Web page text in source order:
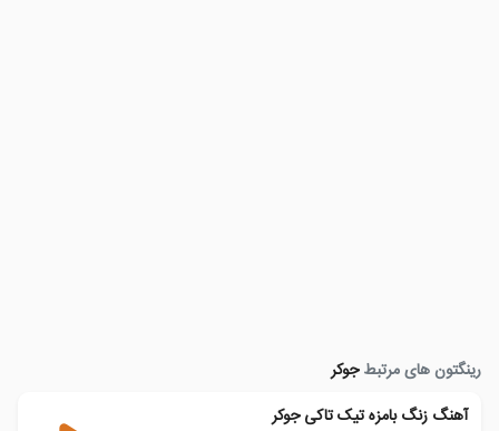
رینگتون های مرتبطجوکر
آهنگ زنگ بامزه تیک تاکی جوکر